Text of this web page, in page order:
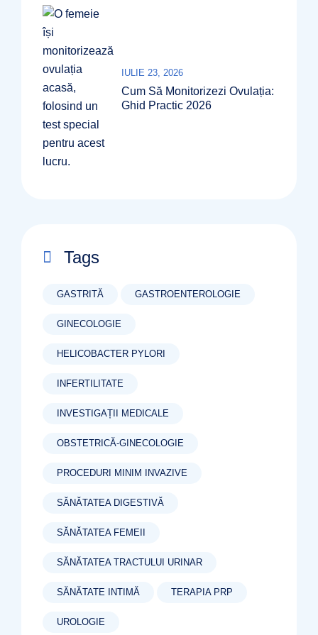
Cum Să Monitorizezi Ovulația:
Ghid Practic 2026
IULIE 23, 2026
Tags
GASTRITĂ GASTROENTEROLOGIE
GINECOLOGIE
HELICOBACTER PYLORI
INFERTILITATE
INVESTIGAȚII MEDICALE
OBSTETRICĂ-GINECOLOGIE
PROCEDURI MINIM INVAZIVE
SĂNĂTATEA DIGESTIVĂ
SĂNĂTATEA FEMEII
SĂNĂTATEA TRACTULUI URINAR
SĂNĂTATE INTIMĂ TERAPIA PRP
UROLOGIE